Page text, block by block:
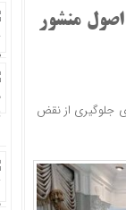
منشور
جلوگیری از نقض